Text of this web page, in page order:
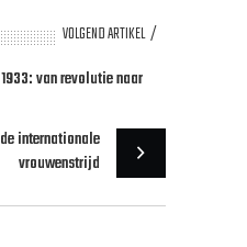
VOLGEND ARTIKEL
van revolutie naar
internationale
vrouwenstrijd